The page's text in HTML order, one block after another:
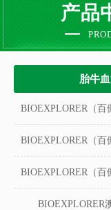
产品
胎牛
BIOEXPLORER